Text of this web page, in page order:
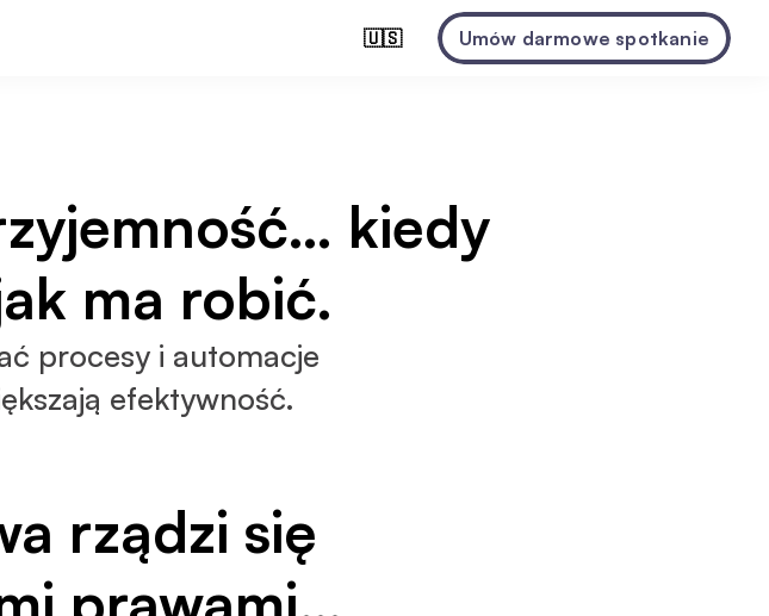
🇺🇸 Umów darmowe spotkanie
kiedy
ma robić.
procesy i automacje
efektywność.
rządzi się